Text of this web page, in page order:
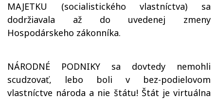
MAJETKU (socialistického vlastníctva) sa
dodržiavala až do uvedenej zmeny
Hospodárskeho zákonníka.
NÁRODNÉ PODNIKY sa dovtedy
nemohli
scudzovať, lebo boli v bez-podielovom
vlastníctve národa a nie štátu! Štát je virtuálna